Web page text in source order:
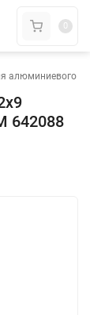
0
алюминиевого
642088